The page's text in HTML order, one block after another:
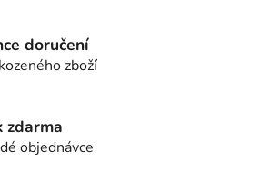
á
d
p
doručení
zboží
zdarma
objednávce